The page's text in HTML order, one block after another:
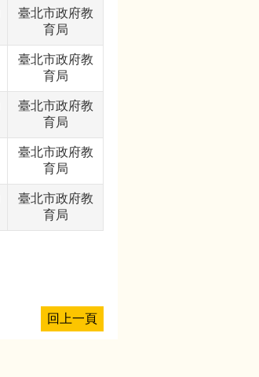
臺北市政府教
育局
臺北市政府教
育局
臺北市政府教
育局
臺北市政府教
育局
臺北市政府教
育局
回上一頁